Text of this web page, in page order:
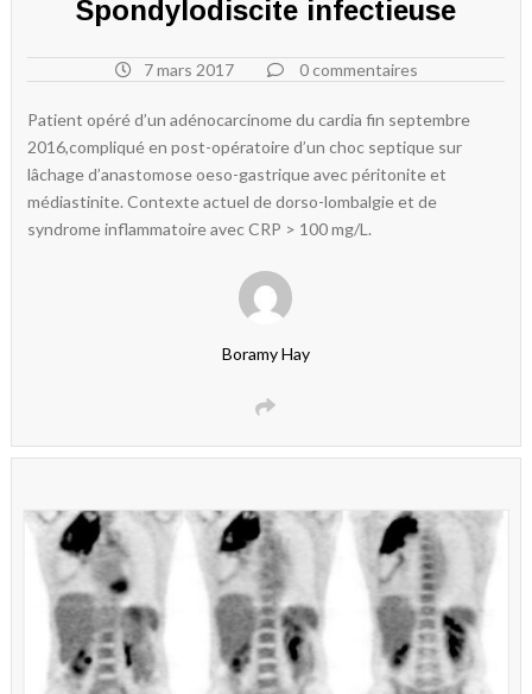
Spondylodiscite infectieuse
7 mars 2017 0 commentaires
Patient opéré d’un adénocarcinome du cardia fin septembre
2016,compliqué en post-opératoire d’un choc septique sur
lâchage d’anastomose oeso-gastrique avec péritonite et
médiastinite. Contexte actuel de dorso-lombalgie et de
syndrome inflammatoire avec CRP > 100 mg/L.
Boramy Hay